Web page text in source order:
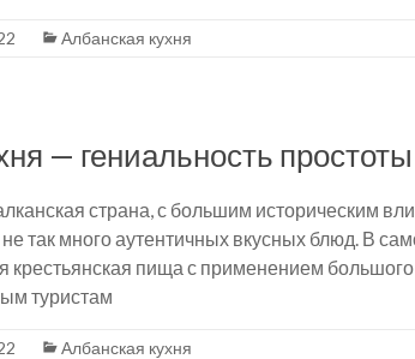
Албанская кухня
— гениальность простоты
страна, с большим историческим
так много аутентичных вкусных блюд. В
крестьянская пища с применением
туристам
Албанская кухня